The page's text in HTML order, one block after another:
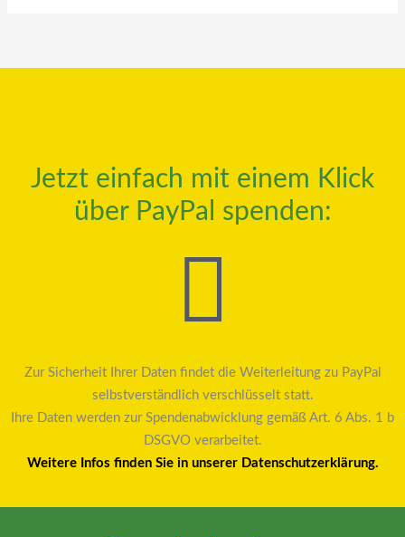
Jetzt einfach mit einem Klick
über PayPal spenden:
Zur Sicherheit Ihrer Daten findet die Weiterleitung zu PayPal
selbstverständlich verschlüsselt statt.
Ihre Daten werden zur Spendenabwicklung gemäß Art. 6 Abs. 1 b
DSGVO verarbeitet.
Weitere Infos finden Sie in unserer Datenschutzerklärung.